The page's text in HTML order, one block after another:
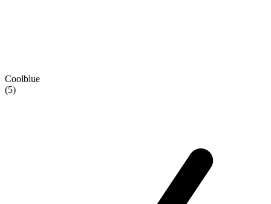
Coolblue
(5)